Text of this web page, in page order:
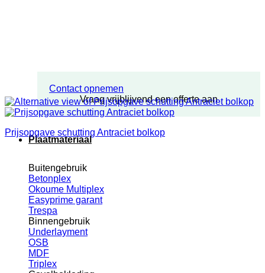
Contact opnemen
Vraag vrijblijvend een offerte aan
Plaatmateriaal
Buitengebruik
Betonplex
Okoume Multiplex
Easyprime garant
Trespa
Binnengebruik
Underlayment
OSB
MDF
Triplex
Prijsopgave schutting Antraciet bolkop